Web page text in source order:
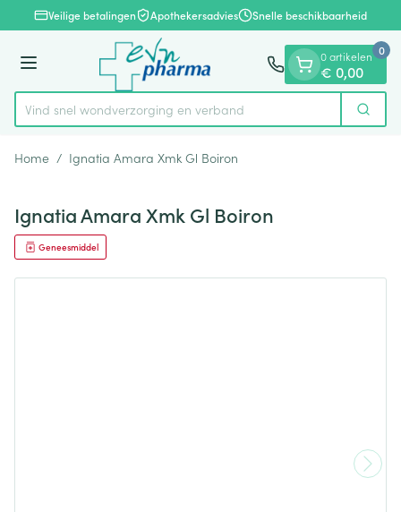
Ga naar de inhoud
1 van 1Veilige betalingen Apothekersadvies Snelle beschikbaarheid
Menu
Product, merk, categorie...
Vind snel wondverzorging en verband Zoek
0 artikelen
€ 0,00
0
Home / Ignatia Amara Xmk Gl Boiron
Ignatia Amara Xmk Gl Boiron
Geneesmiddel